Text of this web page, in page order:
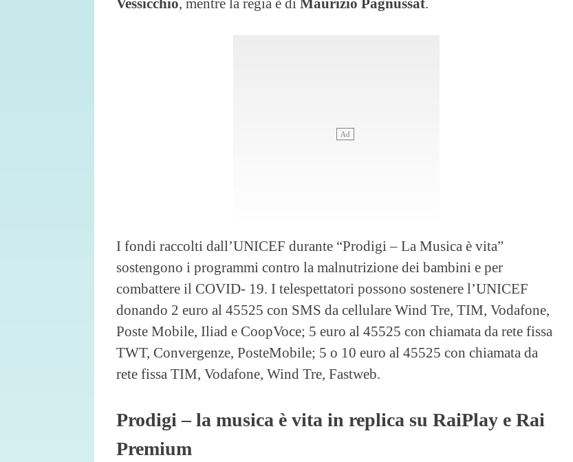
I fondi raccolti dall’UNICEF durante “Prodigi – La Musica è vita”
sostengono i programmi contro la malnutrizione dei bambini e per
combattere il COVID- 19. I telespettatori possono sostenere l’UNICEF
donando 2 euro al 45525 con SMS da cellulare Wind Tre, TIM, Vodafone,
Poste Mobile, Iliad e CoopVoce; 5 euro al 45525 con chiamata da rete fissa
TWT, Convergenze, PosteMobile; 5 o 10 euro al 45525 con chiamata da
rete fissa TIM, Vodafone, Wind Tre, Fastweb.
Prodigi – la musica è vita in replica su RaiPlay e Rai
Premium